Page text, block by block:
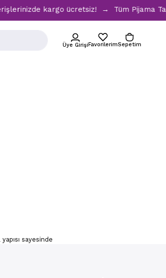
kargo ücretsiz! → Tüm Pijama
Üye GirişiFavorilerimSepetim
sayesinde